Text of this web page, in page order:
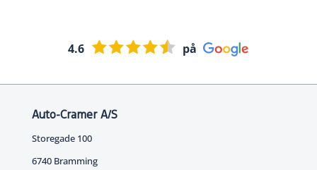
4.6 på
Auto-Cramer A/S
Storegade 100
6740 Bramming